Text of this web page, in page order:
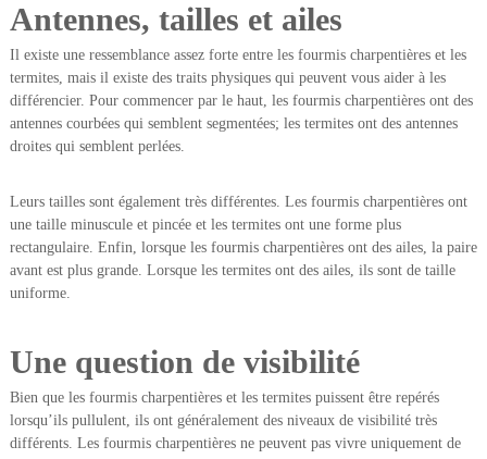
Antennes, tailles et ailes
Il existe une ressemblance assez forte entre les fourmis charpentières et les
termites, mais il existe des traits physiques qui peuvent vous aider à les
différencier. Pour commencer par le haut, les fourmis charpentières ont des
antennes courbées qui semblent segmentées; les termites ont des antennes
droites qui semblent perlées.
Leurs tailles sont également très différentes. Les fourmis charpentières ont
une taille minuscule et pincée et les termites ont une forme plus
rectangulaire. Enfin, lorsque les fourmis charpentières ont des ailes, la paire
avant est plus grande. Lorsque les termites ont des ailes, ils sont de taille
uniforme.
Une question de visibilité
Bien que les fourmis charpentières et les termites puissent être repérés
lorsqu’ils pullulent, ils ont généralement des niveaux de visibilité très
différents. Les fourmis charpentières ne peuvent pas vivre uniquement de